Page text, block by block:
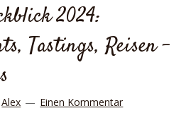
2024:
Tastings, Reisen –
Alex
Einen Kommentar